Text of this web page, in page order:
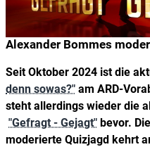
Alexander Bommes
Seit Oktober 2024 ist die
denn sowas?" am ARD-
steht allerdings wieder die
"Gefragt - Gejagt" bevor.
moderierte Quizjagd kehrt